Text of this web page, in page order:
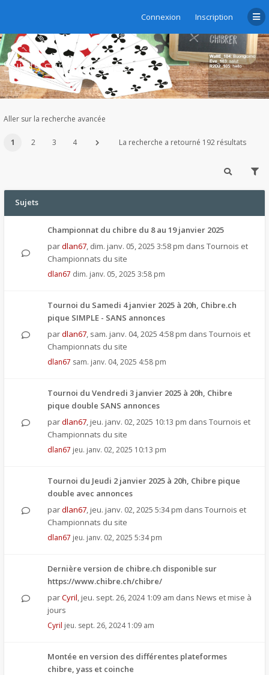
Connexion Inscription
Sujets sans réponse
Aller sur la recherche avancée
1 2 3 4 La recherche a retourné 192 résultats
Sujets
Championnat du chibre du 8 au 19 janvier 2025
pardlan67, dim. janv. 05, 2025 3:58 pm dans Tournois et
Championnats du site
dlan67 dim. janv. 05, 2025 3:58 pm
Tournoi du Samedi 4 janvier 2025 à 20h, Chibre.ch
pique SIMPLE - SANS annonces
pardlan67, sam. janv. 04, 2025 4:58 pm dans Tournois et
Championnats du site
dlan67 sam. janv. 04, 2025 4:58 pm
Tournoi du Vendredi 3 janvier 2025 à 20h, Chibre
pique double SANS annonces
pardlan67, jeu. janv. 02, 2025 10:13 pm dans Tournois et
Championnats du site
dlan67 jeu. janv. 02, 2025 10:13 pm
Tournoi du Jeudi 2 janvier 2025 à 20h, Chibre pique
double avec annonces
pardlan67, jeu. janv. 02, 2025 5:34 pm dans Tournois et
Championnats du site
dlan67 jeu. janv. 02, 2025 5:34 pm
Dernière version de chibre.ch disponible sur
https://www.chibre.ch/chibre/
parCyril, jeu. sept. 26, 2024 1:09 am dans News et mise à
jours
Cyril jeu. sept. 26, 2024 1:09 am
Montée en version des différentes plateformes
chibre, yass et coinche